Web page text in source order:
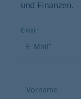
und Finanzen.
E-Mail*